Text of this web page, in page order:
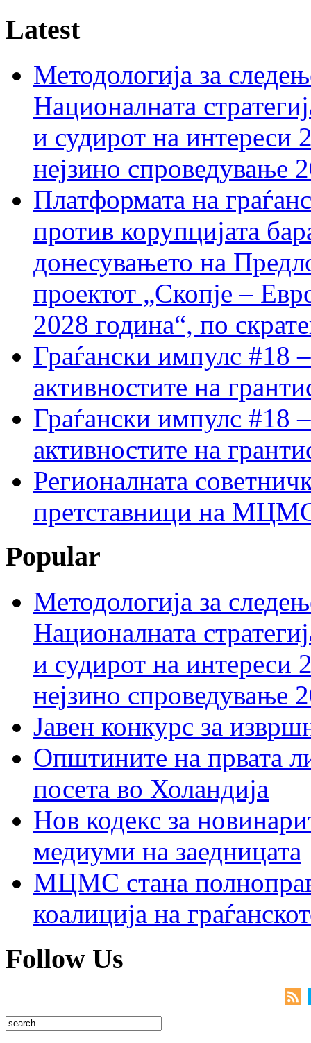
Latest
Методологија за
Националната
и судирот на интереси
нејзино спроведување
Платформата на
против корупцијата
донесувањето на
проектот „Скопје –
2028 година“, по
Граѓански импулс #18
активностите на
Граѓански импулс #18
активностите на
Регионалната
претставници на МЦМС
Popular
Методологија за
Националната
и судирот на интереси
нејзино спроведување
Јавен конкурс за
Општините на првата
посета во Холандија
Нов кодекс за
медиуми на заедницата
МЦМС стана
коалиција на
Follow Us